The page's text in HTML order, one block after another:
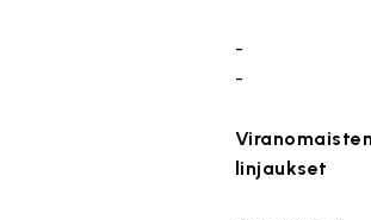
-
-
Viranomaisten
linjaukset